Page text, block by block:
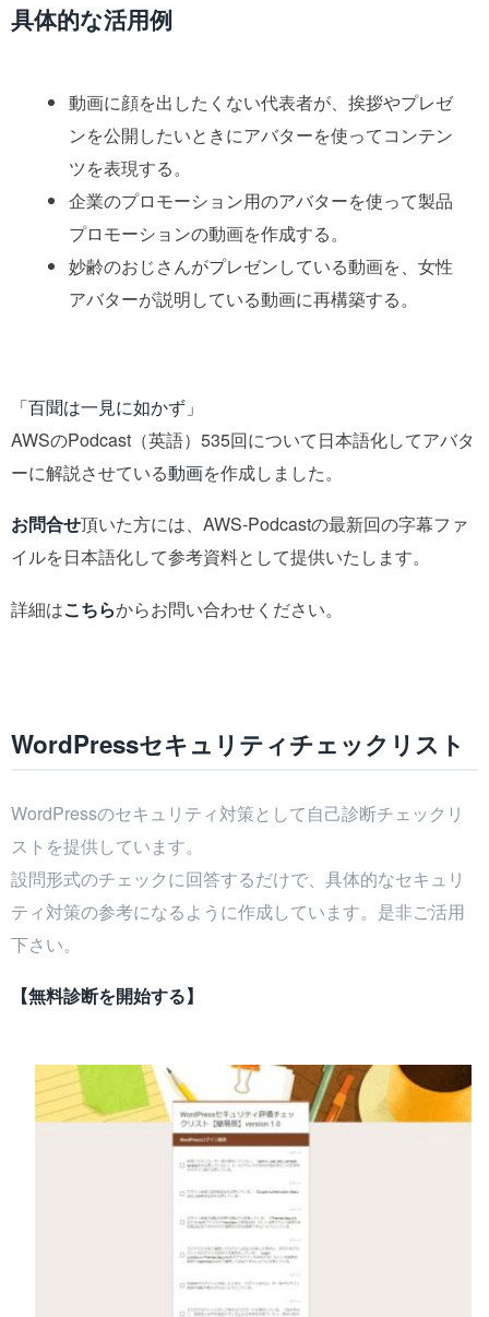
具体的な活用例
動画に顔を出したくない代表者が、挨拶やプレゼ
ンを公開したいときにアバターを使ってコンテン
ツを表現する。
企業のプロモーション用のアバターを使って製品
プロモーションの動画を作成する。
妙齢のおじさんがプレゼンしている動画を、女性
アバターが説明している動画に再構築する。
「百聞は一見に如かず」
AWSのPodcast（英語）535回について日本語化してアバタ
ーに解説させている動画を作成しました。
お問合せ頂いた方には、AWS-Podcastの最新回の字幕ファ
イルを日本語化して参考資料として提供いたします。
詳細はこちらからお問い合わせください。
WordPressセキュリティチェックリスト
WordPressのセキュリティ対策として自己診断チェックリ
ストを提供しています。
設問形式のチェックに回答するだけで、具体的なセキュリ
ティ対策の参考になるように作成しています。是非ご活用
下さい。
【無料診断を開始する】